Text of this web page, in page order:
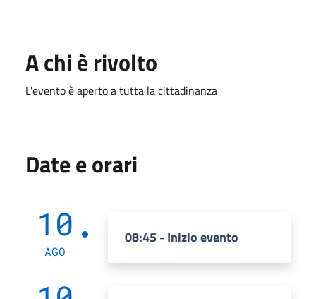
A chi è rivolto
L'evento è aperto a tutta la cittadinanza
Date e orari
10
AGO
08:45 - Inizio evento